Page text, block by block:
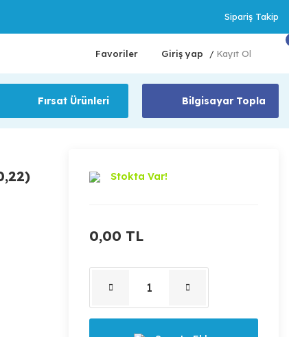
Sipariş Takip
Favoriler Giriş yap / Kayıt Ol
Fırsat Ürünleri Bilgisayar Topla
Stokta Var!
0,00 TL